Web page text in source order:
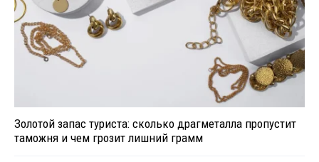
Золотой запас туриста: сколько драгметалла пропустит
таможня и чем грозит лишний грамм